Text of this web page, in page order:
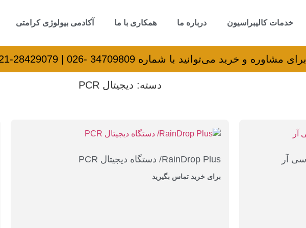
خدمات کالیبراسیون درباره ما همکاری با ما آکادمی بیولوژی کرامتی
برای مشاوره و خرید می‌توانید با شماره 34709809 -026 | 28429079-021 تماس بگیرید.
دسته: دیجیتال PCR
RainDrop Plus/ دستگاه دیجیتال PCR
برای خرید تماس بگیرید